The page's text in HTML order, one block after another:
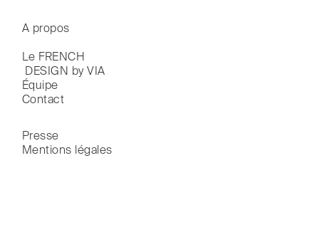
A propos
Le FRENCH
DESIGN by VIA
Équipe
Contact
Presse
Mentions légales